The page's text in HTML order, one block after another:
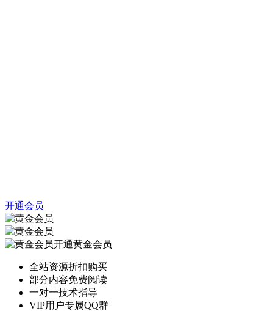
开通会员
开通黄金会员
全站资源折扣购买
部分内容免费阅读
一对一技术指导
VIP用户专属QQ群